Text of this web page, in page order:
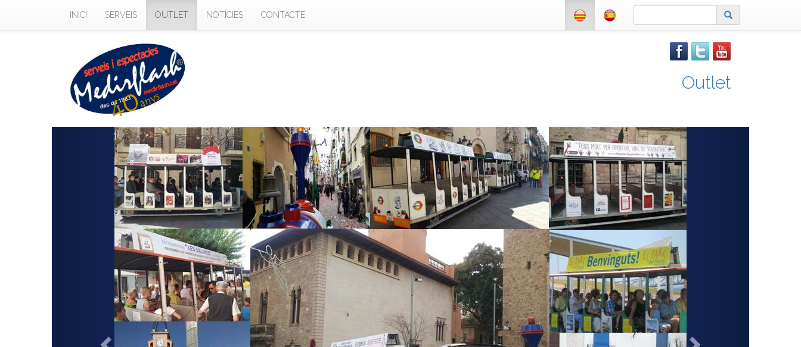
INICI SERVEIS OUTLET NOTÍCIES CONTACTE
Outlet
Previous